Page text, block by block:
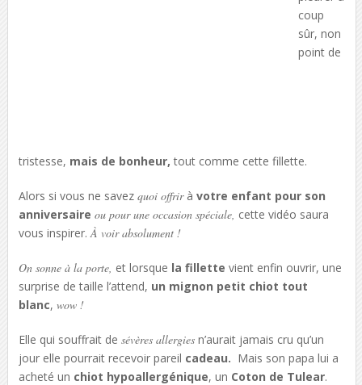
coup
sûr, non
point de
tristesse, mais de bonheur, tout comme cette fillette.
Alors si vous ne savez quoi offrirà votre enfant pour son
anniversaire ou pour une occasion spéciale, cette vidéo saura
vous inspirer. À voir absolument !
On sonne à la porte, et lorsque la fillette vient enfin ouvrir, une
surprise de taille l’attend, un mignon petit chiot tout
blanc, wow !
Elle qui souffrait de sévères allergiesn’aurait jamais cru qu’un
jour elle pourrait recevoir pareil cadeau. Mais son papa lui a
acheté un chiot hypoallergénique, un Coton de Tulear.